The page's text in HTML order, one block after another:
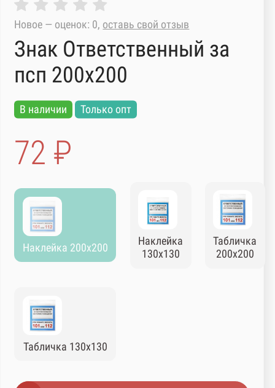
Новое — оценок: 0, оставь свой отзыв
Знак Ответственный за
псп 200х200
В наличии Только опт
72 ₽
Наклейка 200х200
Наклейка
130х130
Табличка
200х200
Табличка 130х130